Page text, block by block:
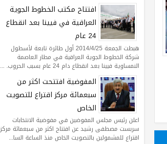
بدقة
افتتاح مكتب الخطوط الجوية
العراقية في فيينا بعد انقطاع
24 عام
هبطت الجمعة 2014/4/25 أول طائرة تابعة لأسطول
شركة الخطوط الجوية العراقية في مطار العاصمة
النمساوية فيينا بعد انقطاع دام 24 عام بسبب الحروب. ...
المفوضية افتتحت اكثر من
سبعمائة مركز اقتراع للتصويت
الخاص
اعلن رئيس مجلس المفوضين في مفوضية الانتخابات
سربست مصطفى رشيد عن افتتاح اكثر من سبعمائة مركز
اقتراع للمشمولين بالتصويت الخاص منذ الساعة السا...